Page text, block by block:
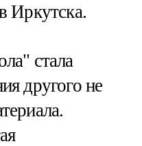
Иркутска.
стала
другого не